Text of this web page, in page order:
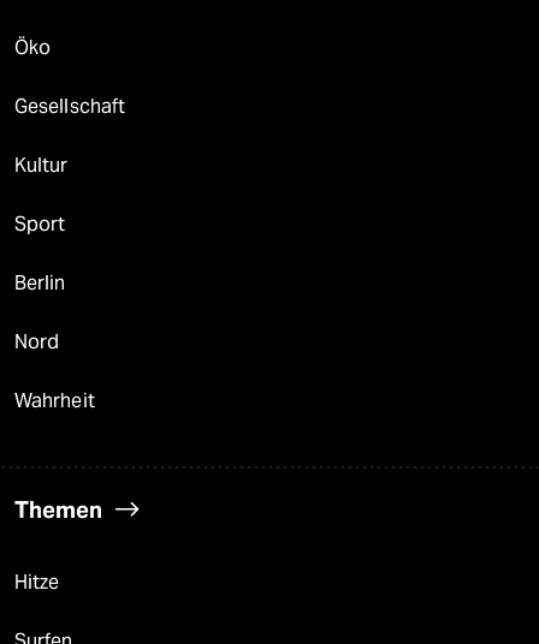
Öko
Gesellschaft
Kultur
Sport
Berlin
Nord
Wahrheit
Themen
Hitze